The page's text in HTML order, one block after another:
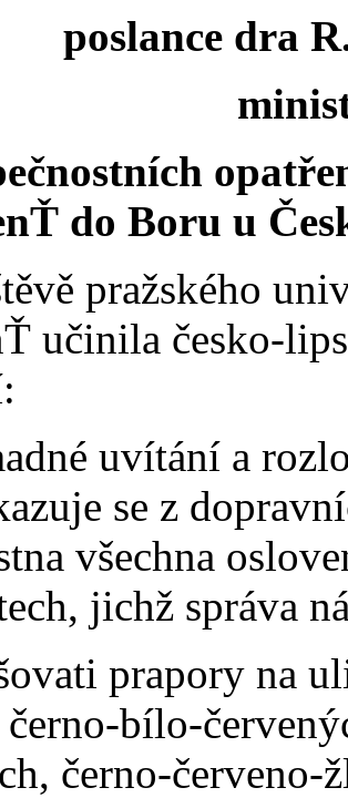
poslance dra
do Boru u
pražského
učinila česko-
uvítání a
se z
všechna
jichž správa
prapory na
černo-bílo-
černo-červeno-